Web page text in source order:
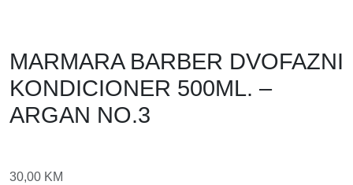
MARMARA BARBER DVOFAZNI
KONDICIONER 500ML. –
ARGAN NO.3
30,00 KM